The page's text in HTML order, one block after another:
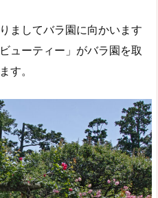
ましてバラ園に向かいます
ューティー」がバラ園を取
す。